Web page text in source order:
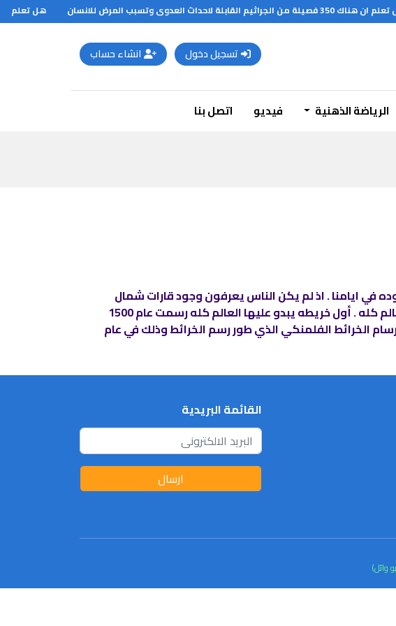
فصيلة من الجراثيم القابلة لاحداث العدوى وتسبب المرض للانسان
هل تعلم ان الاتحاد
تسجيل دخول انشاء حساب
الرياضة الذهنية فيديو اتصل بنا
في ايامنا . اذ لم يكن الناس يعرفون وجود قارات شمال
وجنوب امريكا وانتاركتيكا ولهذا فإن الخرائط التي رسموها كانت تظهر قسما من العالم لا العالم كله . أول خريطه يبدو عليها العالم كله رسمت عام 1500
الخرائط الفلمنكي الذي طور رسم الخرائط وذلك في عام
القائمة البريدية
ارسال
وائل)